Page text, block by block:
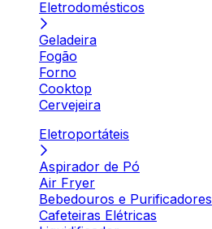
Eletrodomésticos
Geladeira
Fogão
Forno
Cooktop
Cervejeira
Eletroportáteis
Aspirador de Pó
Air Fryer
Bebedouros e Purificadores
Cafeteiras Elétricas